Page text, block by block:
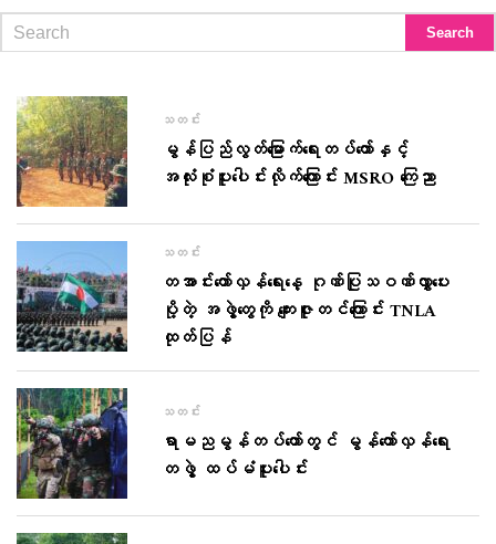
သတင်း
မွန်ပြည်လွတ်မြောက်ရေးတပ်တော်နှင့်
အလုံးစုံပူးပေါင်းလိုက်ကြောင်း MSRO ကြေညာ
သတင်း
တအာင်းတော်လှန်ရေးနေ့ ဂုဏ်ပြုသဝဏ်လွှာပေး
ပို့တဲ့ အဖွဲ့တွေကို ကျေးဇူးတင်ကြောင်း TNLA
ထုတ်ပြန်
သတင်း
ရာမညမွန်တပ်တော်တွင် မွန်တော်လှန်ရေး
တဖွဲ့ ထပ်မံပူးပေါင်း